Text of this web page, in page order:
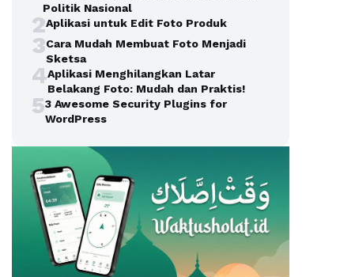
Politik Nasional
2Aplikasi untuk Edit Foto Produk
3Cara Mudah Membuat Foto Menjadi
Sketsa
4Aplikasi Menghilangkan Latar
Belakang Foto: Mudah dan Praktis!
53 Awesome Security Plugins for
WordPress